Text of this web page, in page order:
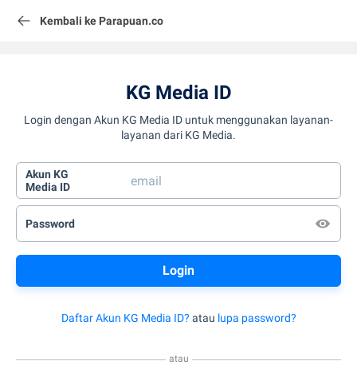
Kembali ke Parapuan.co
KG Media ID
Login dengan Akun KG Media ID untuk menggunakan layanan-
layanan dari KG Media.
Akun KG
Media ID
Password
Daftar Akun KG Media ID? atau lupa password?
atau